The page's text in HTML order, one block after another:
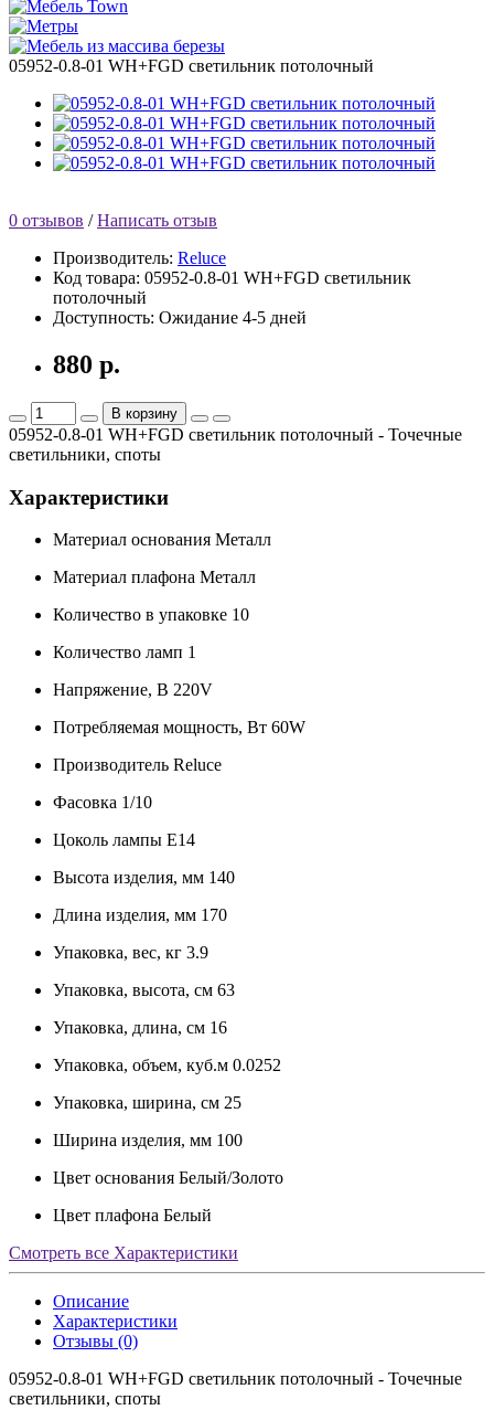
05952-0.8-01 WH+FGD светильник потолочный
0 отзывов /Написать отзыв
Производитель: Reluce
Код товара: 05952-0.8-01 WH+FGD светильник
потолочный
Доступность: Ожидание 4-5 дней
880 р.
В корзину
05952-0.8-01 WH+FGD светильник потолочный - Точечные
светильники, споты
Характеристики
Материал основания Металл
Материал плафона Металл
Количество в упаковке 10
Количество ламп 1
Напряжение, В 220V
Потребляемая мощность, Вт 60W
Производитель Reluce
Фасовка 1/10
Цоколь лампы E14
Высота изделия, мм 140
Длина изделия, мм 170
Упаковка, вес, кг 3.9
Упаковка, высота, см 63
Упаковка, длина, см 16
Упаковка, объем, куб.м 0.0252
Упаковка, ширина, см 25
Ширина изделия, мм 100
Цвет основания Белый/Золото
Цвет плафона Белый
Смотреть все Характеристики
Описание
Характеристики
Отзывы (0)
05952-0.8-01 WH+FGD светильник потолочный - Точечные
светильники, споты